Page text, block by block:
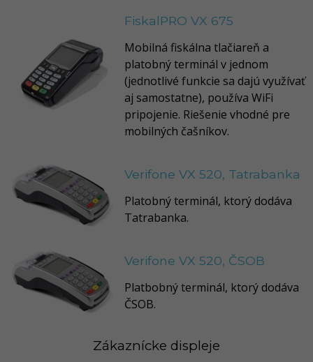
FiskalPRO VX 675
Mobilná fiskálna tlačiareň a
platobný terminál v jednom
(jednotlivé funkcie sa dajú využívať
aj samostatne), používa WiFi
pripojenie. Riešenie vhodné pre
mobilných čašníkov.
Verifone VX 520, Tatrabanka
Platobný terminál, ktorý dodáva
Tatrabanka.
Verifone VX 520, ČSOB
Platbobný terminál, ktorý dodáva
ČSOB.
Zákaznícke displeje